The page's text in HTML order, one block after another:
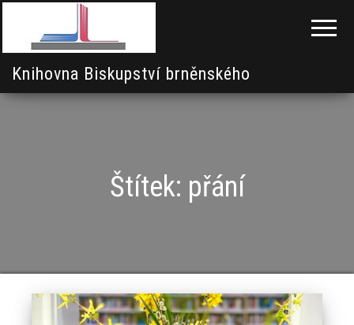
Knihovna Biskupství brněnského
Štítek: přání